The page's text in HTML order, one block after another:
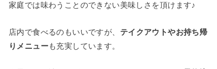
家庭では味わうことのできない美味しさを頂けます♪
店内で食べるのもいいですが、 テイクアウトやお持ち帰
りメニューも充実しています。